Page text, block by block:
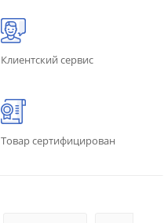
Клиентский сервис
Товар сертифицирован